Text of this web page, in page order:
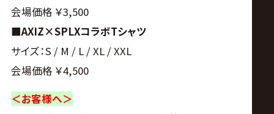
会場価格 ￥3,500
■AXIZ×SPLXコラボTシャツ
サイズ：S / M / L / XL / XXL
会場価格 ￥4,500
＜お客様へ＞